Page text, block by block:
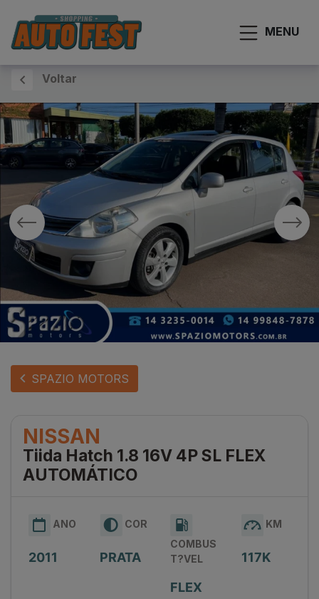
MENU
Voltar
SPAZIO MOTORS
NISSAN
Tiida Hatch 1.8 16V 4P SL FLEX
AUTOMÁTICO
ANO
2011
COR
PRATA
COMBUS
T?VEL
FLEX
KM
117K